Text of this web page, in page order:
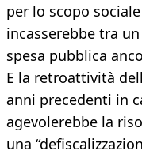
per lo scopo
incasserebbe tra
spesa pubblica
E la retroattività
anni precedenti in
agevolerebbe la
una